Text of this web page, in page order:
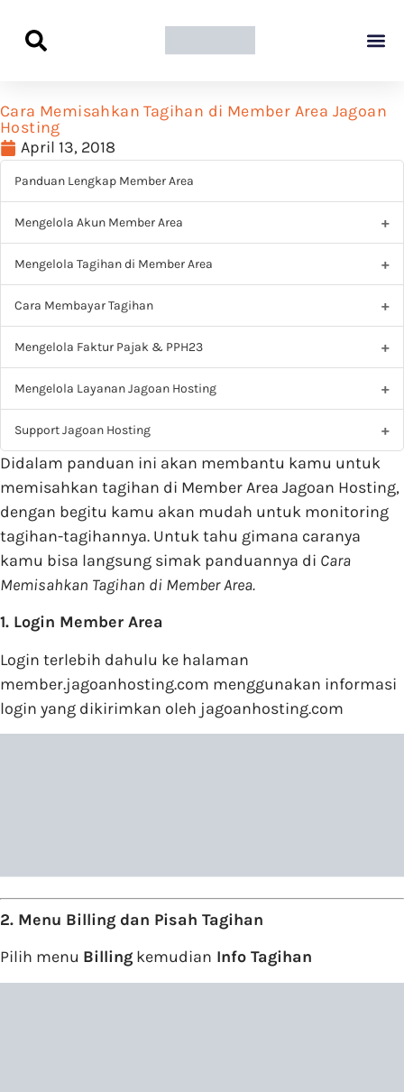
Cara Memisahkan Tagihan di Member Area Jagoan
Hosting
April 13, 2018
Panduan Lengkap Member Area
Mengelola Akun Member Area
Mengelola Tagihan di Member Area
Cara Membayar Tagihan
Mengelola Faktur Pajak & PPH23
Mengelola Layanan Jagoan Hosting
Support Jagoan Hosting
Didalam panduan ini akan membantu kamu untuk
memisahkan tagihan di Member Area Jagoan Hosting,
dengan begitu kamu akan mudah untuk monitoring
tagihan-tagihannya. Untuk tahu gimana caranya
kamu bisa langsung simak panduannya di Cara
Memisahkan Tagihan di Member Area.
1. Login Member Area
Login terlebih dahulu ke halaman
member.jagoanhosting.com menggunakan informasi
login yang dikirimkan oleh jagoanhosting.com
2. Menu Billing dan Pisah Tagihan
Pilih menu Billing kemudian Info Tagihan